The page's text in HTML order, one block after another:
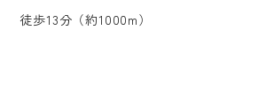
徒歩13分（約1000m）